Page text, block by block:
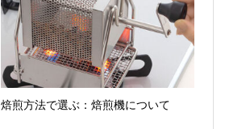
焙煎方法で選ぶ：焙煎機について